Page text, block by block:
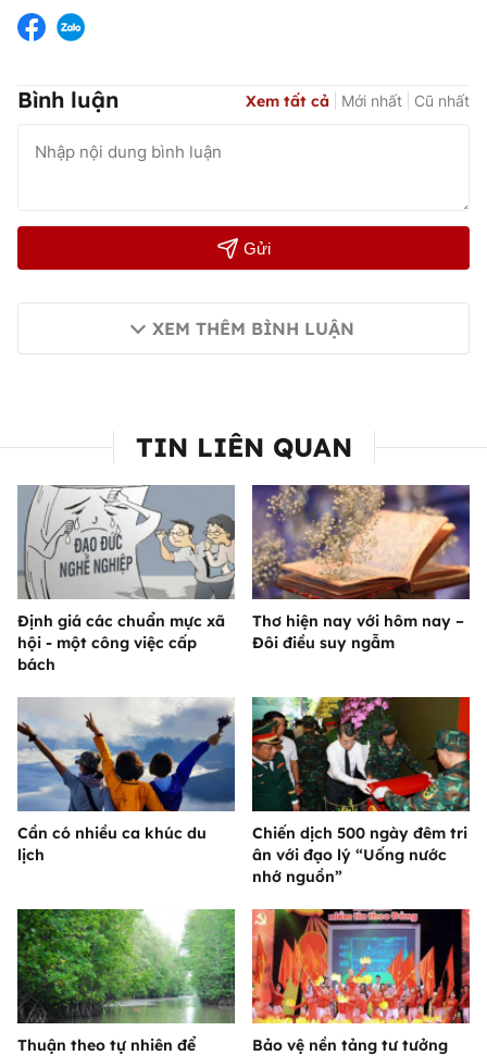
Bình luận Xem tất cả Mới nhất Cũ nhất
Gửi
XEM THÊM BÌNH LUẬN
TIN LIÊN QUAN
Định giá các chuẩn mực xã
hội - một công việc cấp
bách
Thơ hiện nay với hôm nay –
Đôi điều suy ngẫm
Cần có nhiều ca khúc du
lịch
Chiến dịch 500 ngày đêm tri
ân với đạo lý “Uống nước
nhớ nguồn”
Thuận theo tự nhiên để Bảo vệ nền tảng tư tưởng